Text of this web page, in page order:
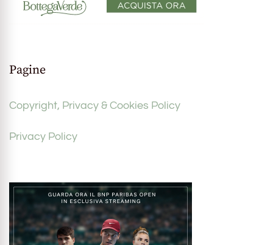
Pagine
Copyright, Privacy & Cookies Policy
Privacy Policy